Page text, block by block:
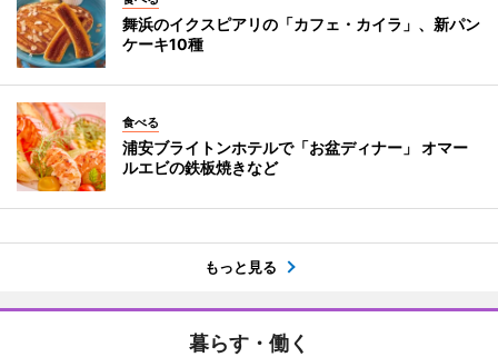
舞浜のイクスピアリの「カフェ・カイラ」、新パン
ケーキ10種
食べる
浦安ブライトンホテルで「お盆ディナー」 オマー
ルエビの鉄板焼きなど
もっと見る
暮らす・働く